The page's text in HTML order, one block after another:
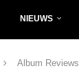
NIEUWS
Album Reviews